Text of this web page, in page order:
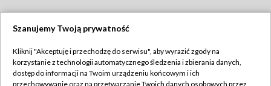
TVP
Szanujemy Twoją prywatność
Kliknij "Akceptuję i przechodzę do serwisu", aby wyrazić zgody na
korzystanie z technologii automatycznego śledzenia i zbierania danych,
dostęp do informacji na Twoim urządzeniu końcowym i ich
przechowywanie oraz na przetwarzanie Twoich danych osobowych przez